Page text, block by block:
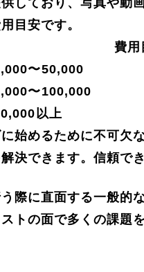
目安です。
費用
〜50,000
〜100,000
以上
始めるために不可
決できます。信頼で
際に直面する一般
トの面で多くの課